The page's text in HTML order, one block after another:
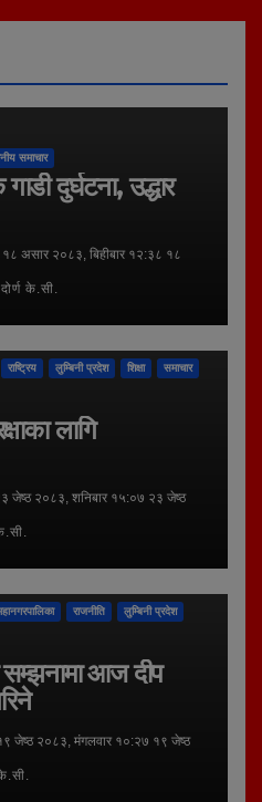
समाचार
दुर्घटना, उद्धार
असार २०८३, बिहीबार १२:३८ १८
दोर्ण के.सी.
राष्ट्रिय लुम्बिनी प्रदेश शिक्षा समाचार
लागि
जेष्ठ २०८३, शनिबार १५:०७ २३ जेष्ठ
राजनीति लुम्बिनी प्रदेश
सम्झनामा आज दीप
जेष्ठ २०८३, मंगलवार १०:२७ १९ जेष्ठ